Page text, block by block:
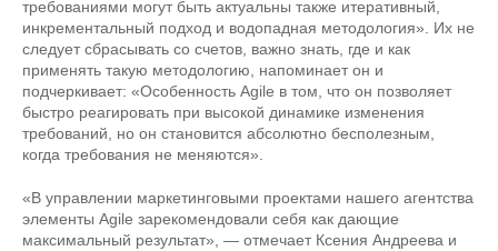
требованиями могут быть актуальны также итеративный,
инкрементальный подход и водопадная методология». Их не
следует сбрасывать со счетов, важно знать, где и как
применять такую методологию, напоминает он и
подчеркивает: «Особенность Agile в том, что он позволяет
быстро реагировать при высокой динамике изменения
требований, но он становится абсолютно бесполезным,
когда требования не меняются».
«В управлении маркетинговыми проектами нашего агентства
элементы Agile зарекомендовали себя как дающие
максимальный результат», — отмечает Ксения Андреева и